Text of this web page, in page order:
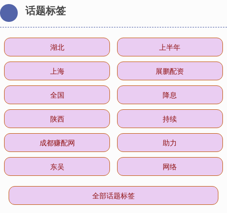
话题标签
湖北 上半年
上海 展鹏配资
全国 降息
陕西 持续
成都赚配网 助力
东吴 网络
全部话题标签